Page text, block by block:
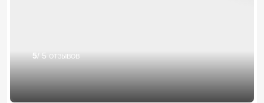
5/ 5 отзывов